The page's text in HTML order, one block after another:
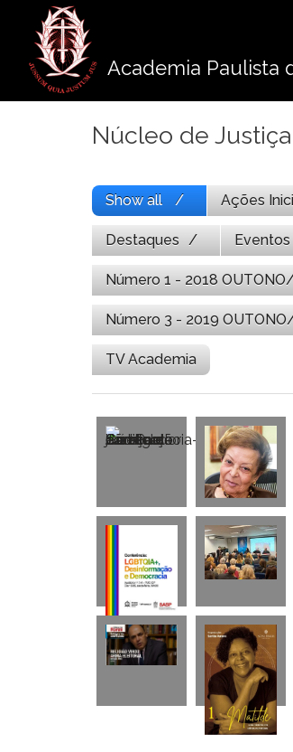
conteúdo
Academia Paulista
Núcleo de
Show all Ações
Destaques Eventos
Número 1 - 2018
Número 3 - 2019
TV Academia